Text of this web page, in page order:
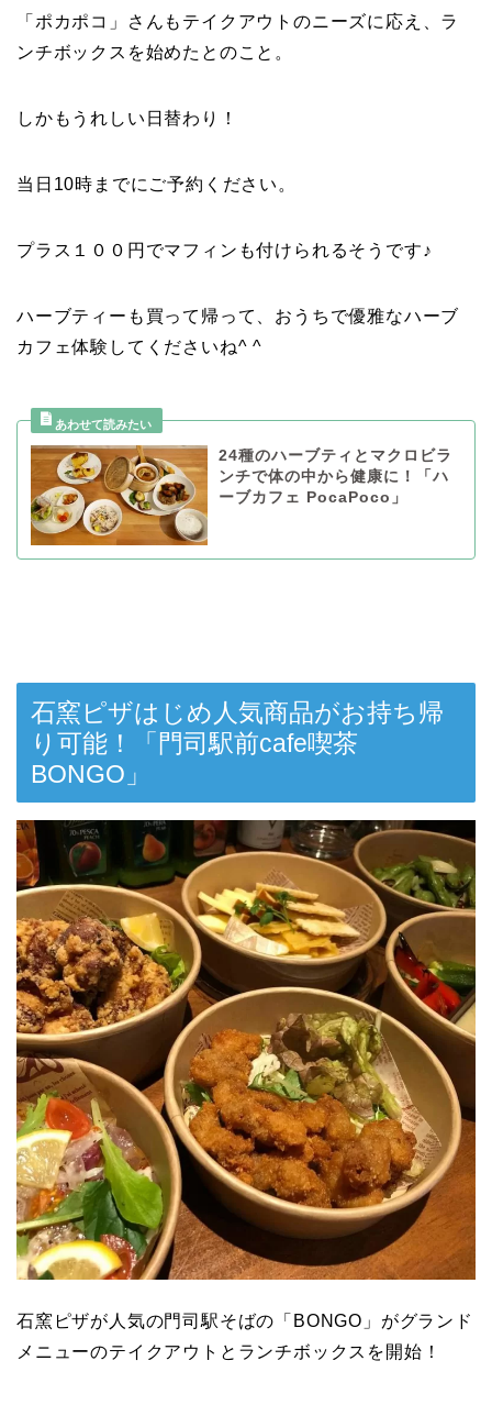
「ポカポコ」さんもテイクアウトのニーズに応え、ラ
ンチボックスを始めたとのこと。
しかもうれしい日替わり！
当日10時までにご予約ください。
プラス１００円でマフィンも付けられるそうです♪
ハーブティーも買って帰って、おうちで優雅なハーブ
カフェ体験してくださいね^ ^
24種のハーブティとマクロビラ
ンチで体の中から健康に！「ハ
ーブカフェ PocaPoco」
石窯ピザはじめ人気商品がお持ち帰
り可能！「門司駅前cafe喫茶
BONGO」
石窯ピザが人気の門司駅そばの「BONGO」がグランド
メニューのテイクアウトとランチボックスを開始！